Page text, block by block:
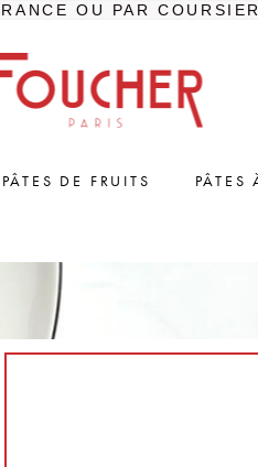
OU PAR
PÂTES DE FRUITS PÂTES